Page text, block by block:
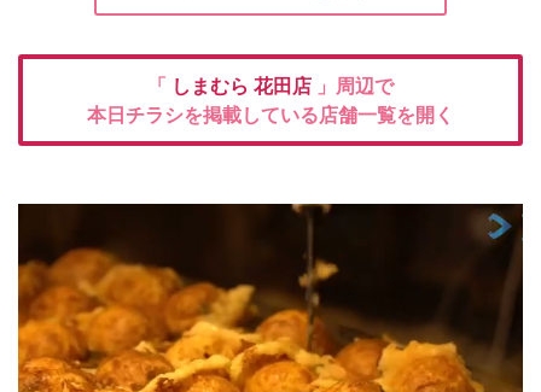
「 しまむら 花田店 」周辺で
本日チラシを掲載している店舗一覧を開く